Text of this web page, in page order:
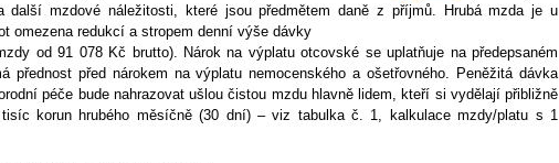
další mzdové náležitosti, které jsou předmětem daně z příjmů. Hrubá mzda je u
omezena redukcí a stropem denní výše dávky
od 91 078 Kč brutto). Nárok na výplatu otcovské se uplatňuje na předepsaném
přednost před nárokem na výplatu nemocenského a ošetřovného. Peněžitá dávka
péče bude nahrazovat ušlou čistou mzdu hlavně lidem, kteří si vydělají přibližně
korun hrubého měsíčně (30 dní) – viz tabulka č. 1, kalkulace mzdy/platu s 1